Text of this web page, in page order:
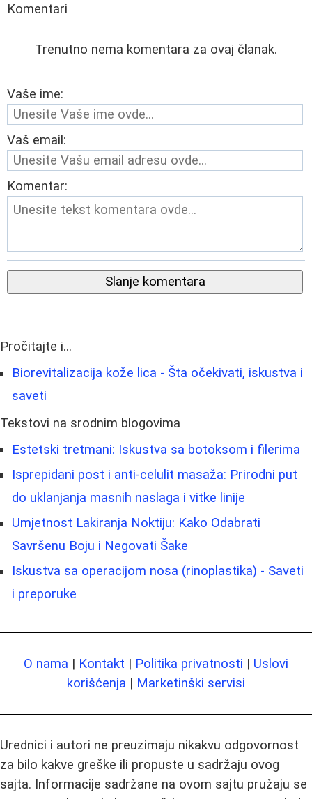
Komentari
Trenutno nema komentara za ovaj članak.
Vaše ime:
Vaš email:
Komentar:
Slanje komentara
Pročitajte i...
Biorevitalizacija kože lica - Šta očekivati, iskustva i
saveti
Tekstovi na srodnim blogovima
Estetski tretmani: Iskustva sa botoksom i filerima
Isprepidani post i anti-celulit masaža: Prirodni put
do uklanjanja masnih naslaga i vitke linije
Umjetnost Lakiranja Noktiju: Kako Odabrati
Savršenu Boju i Negovati Šake
Iskustva sa operacijom nosa (rinoplastika) - Saveti
i preporuke
O nama | Kontakt | Politika privatnosti | Uslovi
korišćenja | Marketinški servisi
Urednici i autori ne preuzimaju nikakvu odgovornost
za bilo kakve greške ili propuste u sadržaju ovog
sajta. Informacije sadržane na ovom sajtu pružaju se